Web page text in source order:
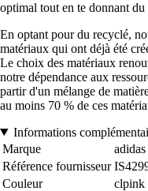
optimal tout en te donnant
En optant pour du recyclé,
matériaux qui ont déjà été
Le choix des matériaux
notre dépendance aux
partir d'un mélange de
au moins 70 % de ces
Informations
Marque
adidas
Référence fournisseur
Couleur
clpink